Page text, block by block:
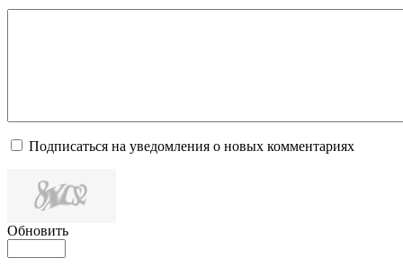
Подписаться на уведомления о новых комментариях
Обновить